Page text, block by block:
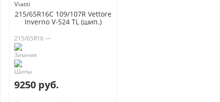
Viatti
215/65R16C 109/107R Vettore
Inverno V-524 TL (шип.)
215/65R16 —
9250 руб.